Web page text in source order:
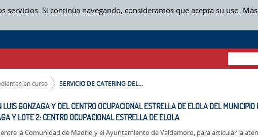
Si continúa navegando, consideramos que acepta su uso.
GONZAGA Y DEL CENTRO OCUPACIONAL ESTRELLA DE ELOLA DEL MUNICIPIO
DE ELOLA - EXPEDIENTES EN CURSO
en curso SERVICIO DE CATERING DEL...
GONZAGA Y DEL CENTRO OCUPACIONAL ESTRELLA DE ELOLA DEL
Y LOTE 2: CENTRO OCUPACIONAL ESTRELLA DE ELOLA
la Comunidad de Madrid y el Ayuntamiento de Valdemoro, para articular la